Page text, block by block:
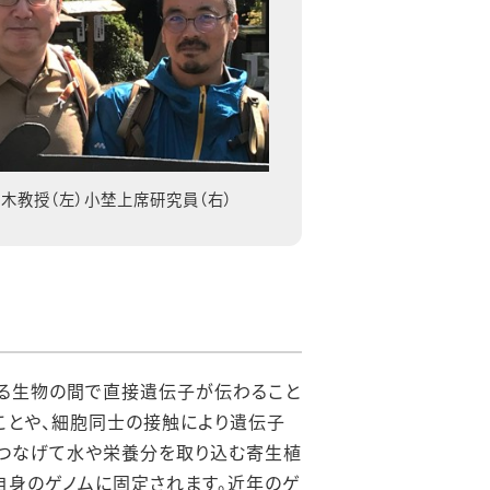
教授（左）小埜上席研究員（右）
生物の間で直接遺伝子が伝わること
や、細胞同士の接触により遺伝子
なげて水や栄養分を取り込む寄生植
のゲノムに固定されます。近年のゲ